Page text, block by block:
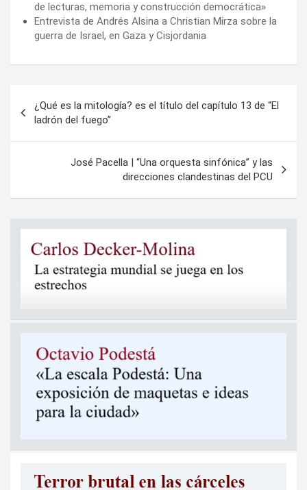
de lecturas, memoria y construcción democrática»
Entrevista de Andrés Alsina a Christian Mirza sobre la
guerra de Israel, en Gaza y Cisjordania
de
entradas
¿Qué es la mitología? es el título del capítulo 13 de “El
ladrón del fuego”
José Pacella | “Una orquesta sinfónica” y las
direcciones clandestinas del PCU